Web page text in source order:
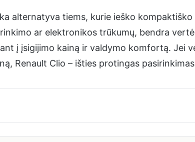
alternatyva tiems, kurie ieško kompaktiško
ar elektronikos trūkumų, bendra
į įsigijimo kainą ir valdymo komfortą. Jei
Renault Clio – išties protingas